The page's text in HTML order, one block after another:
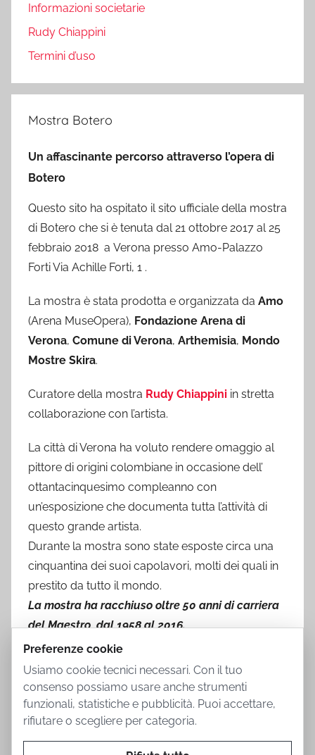
Informazioni societarie
Rudy Chiappini
Termini d’uso
Mostra Botero
Un affascinante percorso attraverso l’opera di
Botero
Questo sito ha ospitato il sito ufficiale della mostra
di Botero che si è tenuta dal 21 ottobre 2017 al 25
febbraio 2018 a Verona presso Amo-Palazzo
Forti Via Achille Forti, 1 .
La mostra è stata prodotta e organizzata da Amo
(Arena MuseOpera), Fondazione Arena di
Verona, Comune di Verona, Arthemisia, Mondo
Mostre Skira.
Curatore della mostra Rudy Chiappini in stretta
collaborazione con l’artista.
La città di Verona ha voluto rendere omaggio al
pittore di origini colombiane in occasione dell’
ottantacinquesimo compleanno con
un’esposizione che documenta tutta l’attività di
questo grande artista.
Durante la mostra sono state esposte circa una
cinquantina dei suoi capolavori, molti dei quali in
prestito da tutto il mondo.
La mostra ha racchiuso oltre 50 anni di carriera
del Maestro, dal 1958 al 2016.
Preferenze cookie
Usiamo cookie tecnici necessari. Con il tuo
consenso possiamo usare anche strumenti
funzionali, statistiche e pubblicità. Puoi accettare,
rifiutare o scegliere per categoria.